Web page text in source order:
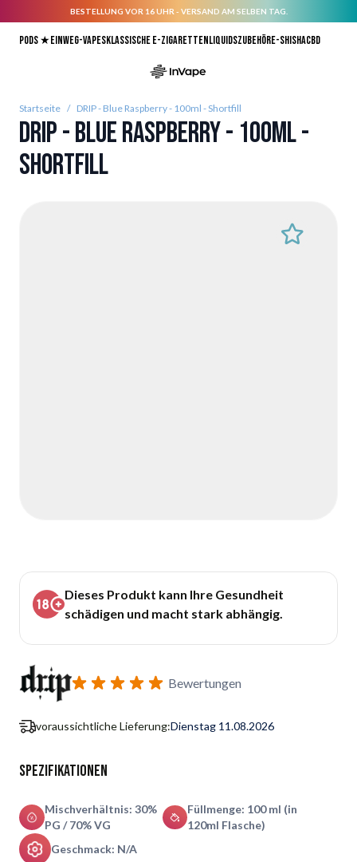
BESTELLUNG VOR 16 UHR - VERSAND AM SELBEN TAG.
Pods ★Einweg-VapesKlassische E-ZigarettenLiquidsZubehörE-ShishaCBD
Startseite / DRIP - Blue Raspberry - 100ml - Shortfill
DRIP - Blue Raspberry - 100ml -
Shortfill
Dieses Produkt kann Ihre Gesundheit
schädigen und macht stark abhängig.
Bewertungen
voraussichtliche Lieferung:Dienstag 11.08.2026
Spezifikationen
Mischverhältnis: 30%
PG / 70% VG
Füllmenge: 100 ml (in
120ml Flasche)
Geschmack: N/A